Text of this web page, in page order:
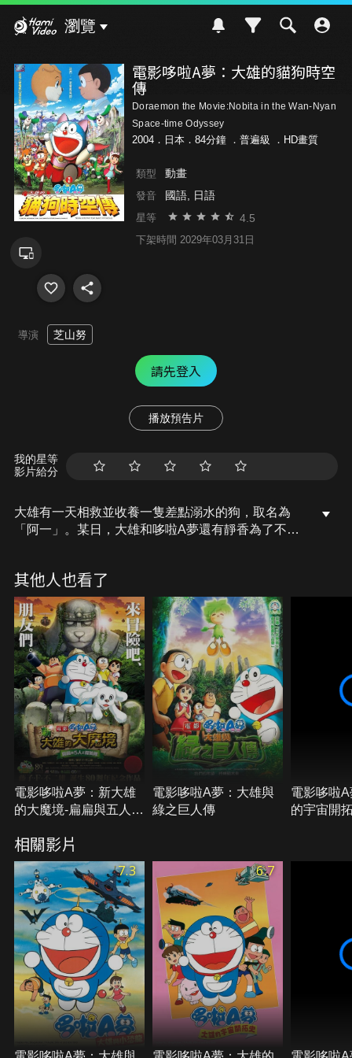
瀏覽
電影哆啦A夢：大雄的貓狗時空
傳
Doraemon the Movie:Nobita in the Wan-Nyan
Space-time Odyssey
2004．日本．84分鐘 ． 普遍級 ．HD畫質
類型 動畫
發音 國語, 日語
星等 4.5
下架時間 2029年03月31日
導演 芝山努
請先登入
播放預告片
我的星等
影片給分
大雄有一天相救並收養一隻差點溺水的狗，取名為
「阿一」。某日，大雄和哆啦A夢還有靜香為了不讓
許多的野貓野狗坐時光機回到還未有任何人類存在的
三億年前…
其他人也看了
電影哆啦A夢：新大雄
的大魔境-扁扁與五人之
電影哆啦A夢：大雄與
綠之巨人傳
電影哆啦
的宇宙開
相關影片
7.3 6.7